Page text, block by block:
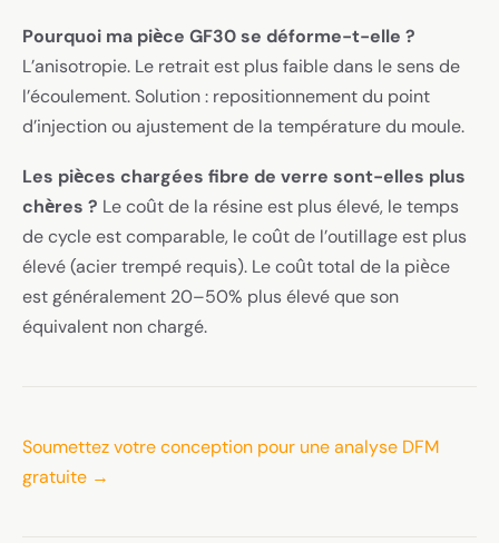
Pourquoi ma pièce GF30 se déforme-t-elle ?
L’anisotropie. Le retrait est plus faible dans le sens de
l’écoulement. Solution : repositionnement du point
d’injection ou ajustement de la température du moule.
Les pièces chargées fibre de verre sont-elles plus
chères ? Le coût de la résine est plus élevé, le temps
de cycle est comparable, le coût de l’outillage est plus
élevé (acier trempé requis). Le coût total de la pièce
est généralement 20–50% plus élevé que son
équivalent non chargé.
Soumettez votre conception pour une analyse DFM
gratuite →